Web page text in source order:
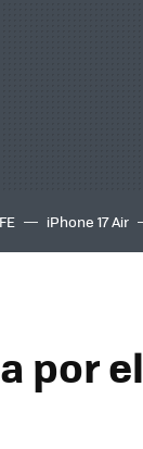
iPhone 17 Air
por el